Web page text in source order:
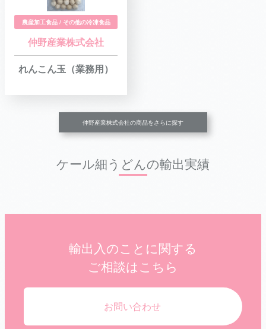
農産加工食品 / その他の冷凍食品
仲野産業株式会社
れんこん玉（業務用）
仲野産業株式会社の商品をさらに探す
ケール細うどんの輸出実績
輸出入のことに関する
ご相談はこちら
お問い合わせ